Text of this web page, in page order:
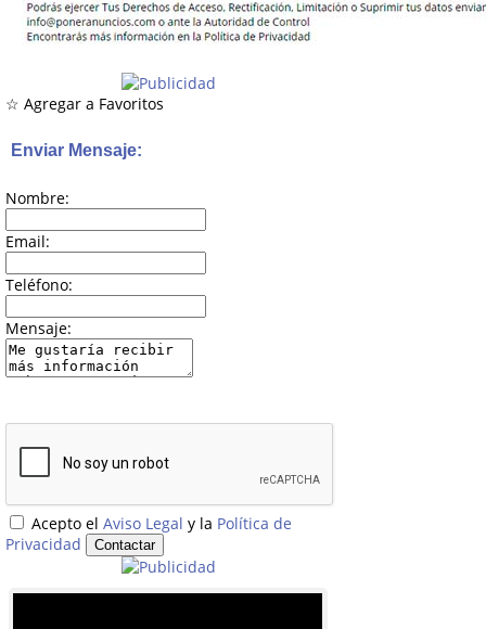
☆ Agregar a Favoritos
Enviar Mensaje:
Nombre:
Email:
Teléfono:
Mensaje:
Acepto el Aviso Legal y la Política de
Privacidad